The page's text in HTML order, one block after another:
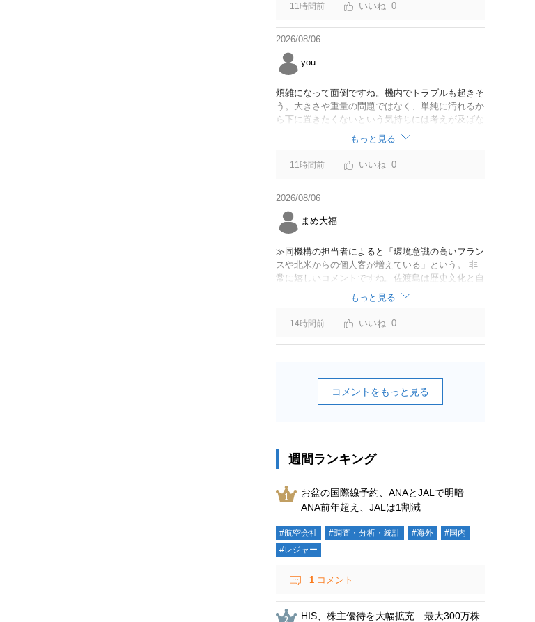
11時間前 0
2026/08/06
you
煩雑になって面倒ですね。機内でトラブルも起きそ
う。大きさや重量の問題ではなく、単純に汚れるか
ら下に置きたくないという気持ちには考えが及ばな
かったのでしょうかね。いっそ、荷物棚を撤去した
座席を作って、座席指定も荷物も含んだプランとす
べて無しで格安プランで分けてもらった方がシンプ
ルで分かりやすいかも。どんどん料金が細分化され
て面倒です。
もっと見る
11時間前 0
2026/08/06
まめ大福
≫同機構の担当者によると「環境意識の高いフラン
スや北米からの個人客が増えている」という。 非
常に嬉しいコメントですね。佐渡島は歴史文化と自
然が相まっての土地となっているので、個人的には
環境意識の低い人は来ないでほしいです。「金がと
れるんじゃないか」と勝手に穴掘ったりしそうな国
の人は来ないでほしいですね。
もっと見る
14時間前 0
コメントをもっと見る
週間ランキング
お盆の国際線予約、ANAとJALで明暗
ANA前年超え、JALは1割減
#航空会社 #調査・分析・統計 #海外
#国内
#レジャー
1 コメント
HIS、株主優待を大幅拡充 最大300万株